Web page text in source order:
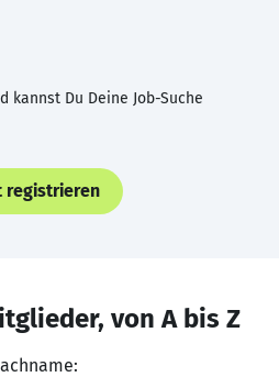
kannst Du Deine Job-Suche
registrieren
von A bis Z